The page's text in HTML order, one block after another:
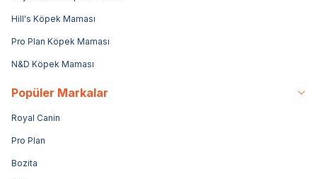
Hill's Köpek Maması
Pro Plan Köpek Maması
N&D Köpek Maması
Popüler Markalar
Royal Canin
Pro Plan
Bozita